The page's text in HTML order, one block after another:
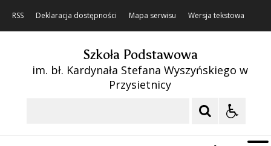
RSS Deklaracja dostępności Mapa serwisu Wersja tekstowa
Szkoła Podstawowa
im. bł. Kardynała Stefana Wyszyńskiego w
Przysietnicy